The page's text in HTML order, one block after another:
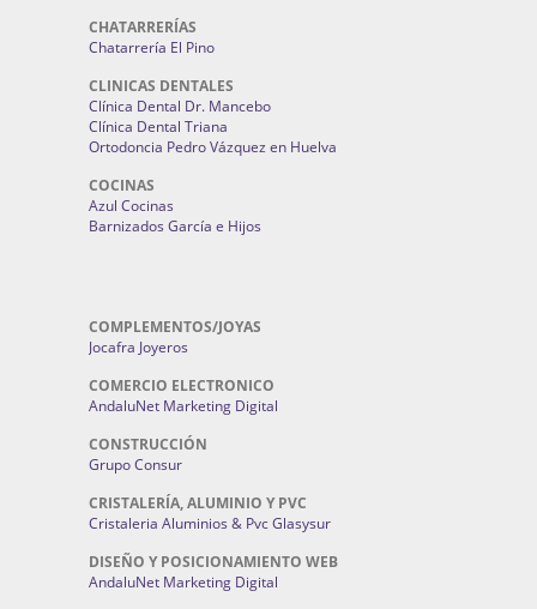
CHATARRERÍAS
Chatarrería El Pino
CLINICAS DENTALES
Clínica Dental Dr. Mancebo
Clínica Dental Triana
Ortodoncia Pedro Vázquez en Huelva
COCINAS
Azul Cocinas
Barnizados García e Hijos
COMPLEMENTOS/JOYAS
Jocafra Joyeros
COMERCIO ELECTRONICO
AndaluNet Marketing Digital
CONSTRUCCIÓN
Grupo Consur
CRISTALERÍA, ALUMINIO Y PVC
Cristaleria Aluminios & Pvc Glasysur
DISEÑO Y POSICIONAMIENTO WEB
AndaluNet Marketing Digital